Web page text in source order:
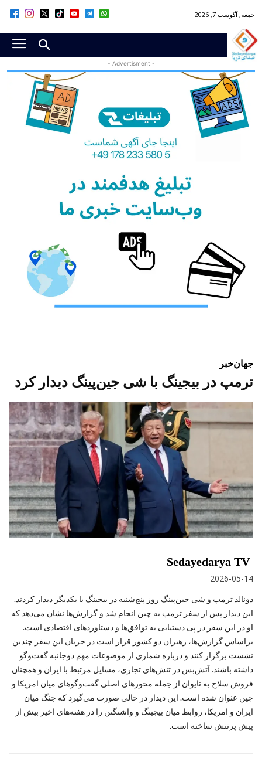
جمعه, آگوست 7, 2026
- Advertisment -
جهانخبر
ترمپ در بیجینگ با شی جین‌پینگ دیدار کرد
Sedayedarya TV
2026-05-14
دونالد ترمپ و شی جین‌پینگ روز پنج‌شنبه در بیجینگ با یکدیگر دیدار کردند.
این دیدار پس از سفر ترمپ به چین انجام شد و گزارش‌ها نشان می‌دهد که
او در این سفر در پی دستیابی به توافق‌ها و دستاوردهای اقتصادی است.
براساس گزارش‌ها، رهبران دو کشور قرار است در جریان این سفر چندین
نشست برگزار کنند و درباره شماری از موضوعات مهم دوجانبه گفت‌وگو
داشته باشند. آتش‌بس در تنش‌های تجاری، مسایل مرتبط با ایران و همچنان
فروش سلاح به تایوان از جمله محورهای اصلی گفت‌وگوهای میان امریکا و
چین عنوان شده است. این دیدار در حالی صورت می‌گیرد که جنگ میان
ایران و امریکا، روابط میان بیجینگ و واشنگتن را در هفته‌های اخیر بیش از
پیش پرتنش ساخته است.